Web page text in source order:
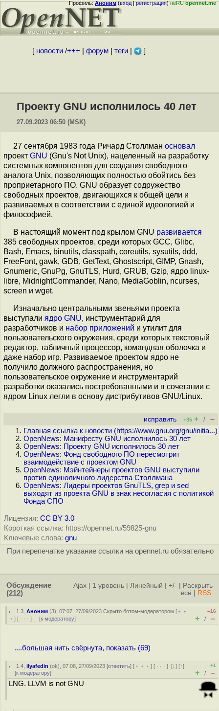
Профиль:Аноним(вход|регистрация)неRUopennet.me
[ новости/+++ форум| теги| ]
Проекту GNU исполнилось 40 лет
27.09.2023 06:50 (MSK)
27 сентября 1983 года Ричард Столлман основал
проект GNU (Gnu's Not Unix), нацеленный на разработку
системных компонентов для создания свободного
аналога Unix, позволяющих полностью обойтись без
проприетарного ПО. GNU образует содружество
свободных проектов, двигающихся к общей цели и
развиваемых в соответствии с единой идеологией и
философией.
В настоящий момент под крылом GNU развивается
385 свободных проектов, среди которых GCC, Glibc,
Bash, Emacs, binutils, classpath, coreutils, sysutils, ddd,
FreeFont, gawk, GDB, GetText, Ghostscript, GIMP, Gnash,
Gnumeric, GnuPg, GnuTLS, Hurd, GRUB, Gzip, ядро linux-
libre, MidnightCommander, Nano, MediaGoblin, ncurses,
screen и wget.
Изначально центральными звеньями проекта
выступали ядро GNU, инструментарий для
разработчиков и набор приложений и утилит для
пользовательского окружения, среди которых текстовый
редактор, табличный процессор, командная оболочка и
даже набор игр. Развиваемое проектом ядро не
получило должного распространения, но
пользовательское окружение и инструментарий
разработки оказались востребованными и в сочетании с
ядром Linux легли в основу дистрибутивов GNU/Linux.
исправить +35 + / –
Главная ссылка к новости (https://www.gnu.org/gnu/initia...)
OpenNews: Манифесту GNU исполнилось 30 лет
OpenNews: Проекту GNU исполнилось 30 лет
OpenNews: Фонд свободного ПО пересмотрит
взаимодействие с проектом GNU
OpenNews: Мэйнтейнеры проектов GNU выступили
против единоличного лидерства Столлмана
OpenNews: Лидеры проектов GnuTLS, grep и sed
выходят из проекта GNU в знак несогласия с политикой
Фонда СПО
Лицензия: CC BY 3.0
Короткая ссылка: https://opennet.ru/59825-gnu
Ключевые слова: gnu
При перепечатке указание ссылки на opennet.ru обязательно
Обсуждение
(212)
Ajax 1 уровень Линейный +/-
Раскрыть
всё
RSS
1.3 ,Аноним (3), 07:07, 27/09/2023Скрыто ботом-модератором [ ﹢﹢
﹢ ] [ · · · ] [к модератору]
–16
+ / –
....большая нить свёрнута, показать (69)
1.4 ,ilyafedin (ok), 07:08, 27/09/2023 [ответить] [ ﹢﹢﹢] [ · · ·][↓] [↑]
[к модератору]
+1
+ / –
LNG. LLVM is not GNU